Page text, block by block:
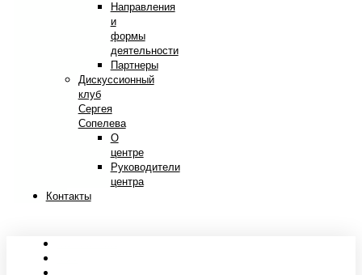
Направления
и
формы
деятельности
Партнеры
Дискуссионный
клуб
Сергея
Сопелева
О
центре
Руководители
центра
Контакты